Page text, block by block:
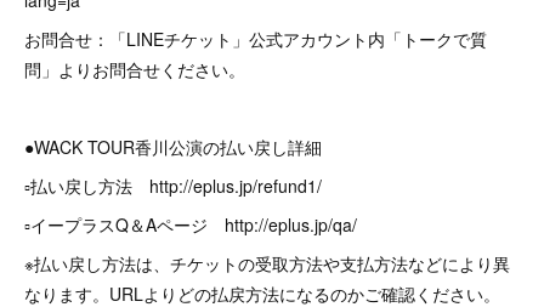
お問合せ：「LINEチケット」公式アカウント内「トークで質
問」よりお問合せください。
●WACK TOUR香川公演の払い戻し詳細
▫️払い戻し方法 http://eplus.jp/refund1/
▫️イープラスQ＆Aページ http://eplus.jp/qa/
※払い戻し方法は、チケットの受取方法や支払方法などにより異
なります。URLよりどの払戻方法になるのかご確認ください。